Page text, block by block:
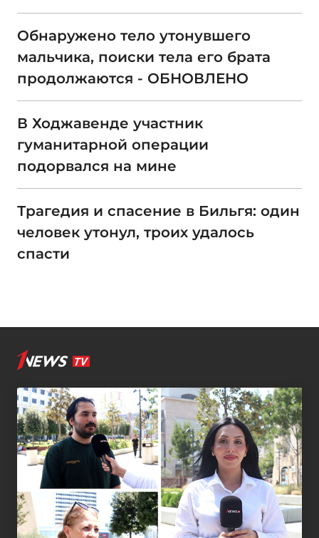
Обнаружено тело утонувшего
мальчика, поиски тела его брата
продолжаются - ОБНОВЛЕНО
В Ходжавенде участник
гуманитарной операции
подорвался на мине
Трагедия и спасение в Бильгя: один
человек утонул, троих удалось
спасти